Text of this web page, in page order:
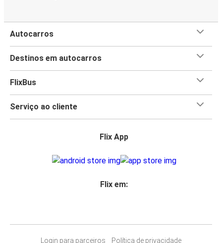
Autocarros
Destinos em autocarros
FlixBus
Serviço ao cliente
Flix App
Flix em:
Login para parceiros Política de privacidade